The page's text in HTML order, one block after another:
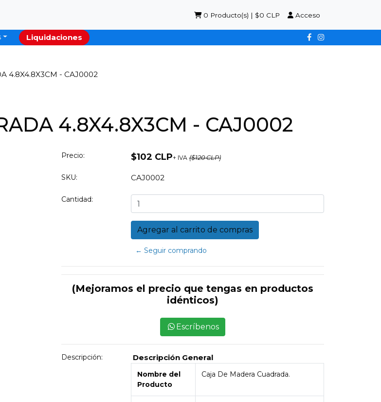
0 Producto(s) | $0 CLP Acceso
Liquidaciones
4.8X4.8X3CM - CAJ0002
4.8X4.8X3CM - CAJ0002
Precio: $102 CLP+ IVA ($120 CLP)
SKU: CAJ0002
Cantidad:
← Seguir comprando
(Mejoramos el precio que tengas en productos
idénticos)
Escríbenos
Descripción: Descripción General
Nombre del
Producto
Caja De Madera Cuadrada.